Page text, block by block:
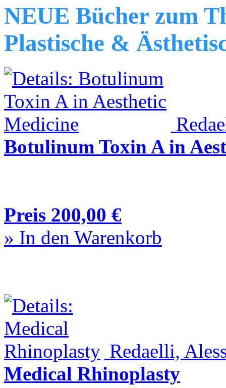
NEUE Bücher zum
Plastische &
Botulinum Toxin A in
Preis 200,00 €
» In den Warenkorb
Redaelli,
Medical Rhinoplasty